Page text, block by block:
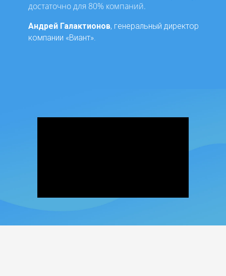
достаточно для 80% компаний.
Андрей Галактионов, генеральный директор
компании «Виант».